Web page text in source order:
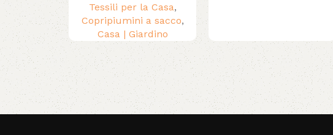
Tessili per la Casa,
Copripiumini a sacco,
Casa | Giardino
Read More